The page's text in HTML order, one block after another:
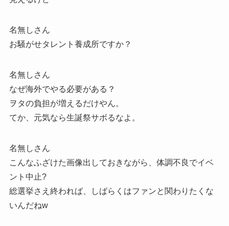
名無しさん
お騒がせタレント養成所ですか？
名無しさん
なぜ海外でやる必要がある？
ヲタの負担が増えるだけやん。
てか、元気なら生誕祭サボるなよ。
名無しさん
こんなふざけた画像出しておきながら、体調不良でイベ
ント中止?
総選挙さえ終われば、しばらくはファンと関わりたくな
いんだねw